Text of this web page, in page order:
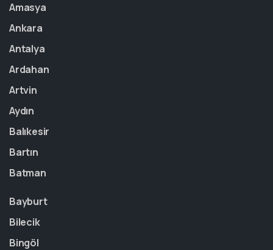
Amasya
Ankara
Antalya
Ardahan
Artvin
Aydın
Balıkesir
Bartın
Batman
Bayburt
Bilecik
Bingöl